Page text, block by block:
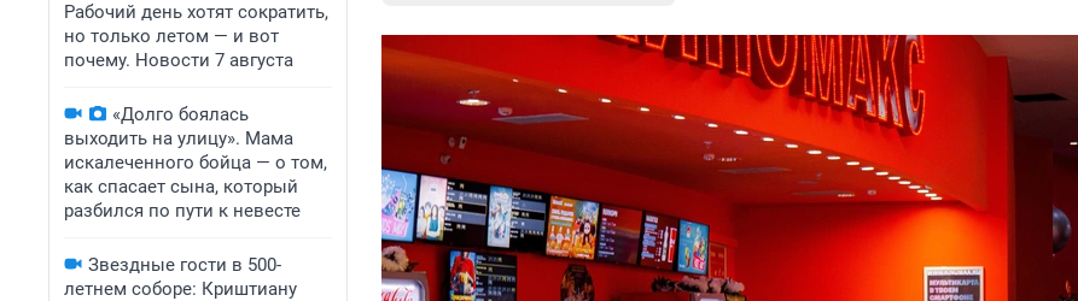
Рабочий день хотят сократить,
но только летом — и вот
почему. Новости 7 августа
«Долго боялась
выходить на улицу». Мама
искалеченного бойца — о том,
как спасает сына, который
разбился по пути к невесте
Звездные гости в 500-
летнем соборе: Криштиану